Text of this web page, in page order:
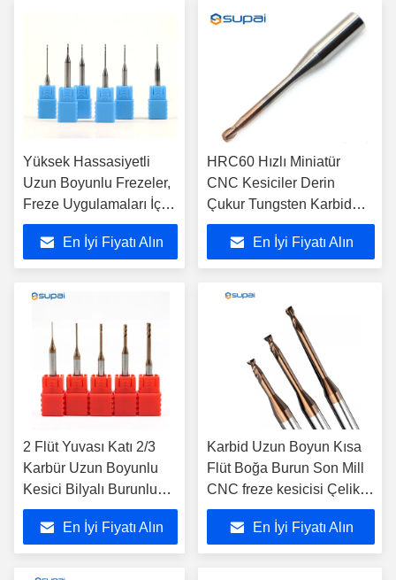
Yüksek Hassasiyetli
Uzun Boyunlu Frezeler,
Freze Uygulamaları İçin
Uzatılmış Sap
Uzunlukları ve Çoklu
Çap Seçenekleri Sunar
En İyi Fiyatı Alın
HRC60 Hızlı Miniatür
CNC Kesiciler Derin
Çukur Tungsten Karbid
Son Mill Metal için Uzun
Boyun FraserEn İyi Fiyatı Alın
2 Flüt Yuvası Katı 2/3
Karbür Uzun Boyunlu
Kesici Bilyalı Burunlu
Freze
En İyi Fiyatı Alın
Karbid Uzun Boyun Kısa
Flüt Boğa Burun Son Mill
CNC freze kesicisi Çelik
için kaplanmış uzunluk
En İyi Fiyatı Alın